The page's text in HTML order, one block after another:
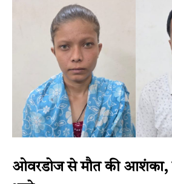
ओवरडोज से मौत की